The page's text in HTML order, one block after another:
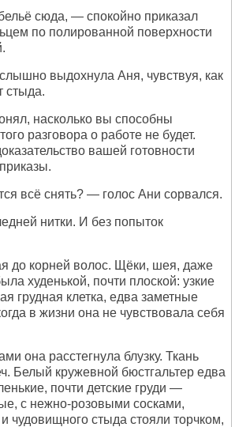
сюда, — спокойно приказал
по полированной поверхности
выдохнула Аня, чувствуя, как
стыда.
насколько вы способны
разговора о работе не будет.
вашей готовности
всё снять? — голос Ани сорвался.
нитки. И без попыток
до корней волос. Щёки, шея, даже
худенькой, почти плоской: узкие
грудная клетка, едва заметные
в жизни она не чувствовала себя
она расстегнула блузку. Ткань
Белый кружевной бюстгальтер едва
почти детские груди —
с нежно-розовыми сосками,
чудовищного стыда стояли торчком,